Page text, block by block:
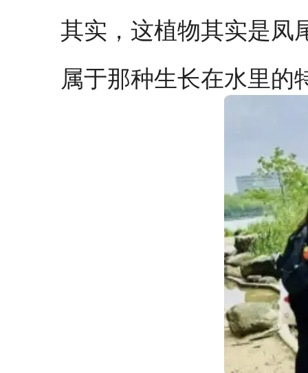
其实，这植物其实是凤
属于那种生长在水里的